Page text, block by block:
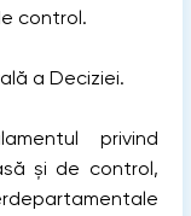
control.
a Deciziei.
privind
și de control,